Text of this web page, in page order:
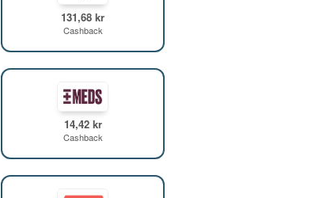
131,68 kr
Cashback
14,42 kr
Cashback